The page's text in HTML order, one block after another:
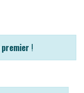
premier !